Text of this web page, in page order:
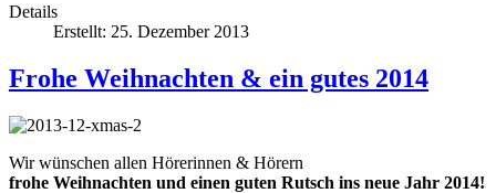
Details
Erstellt: 25. Dezember 2013
Frohe Weihnachten & ein gutes 2014
Wir wünschen allen Hörerinnen & Hörern
frohe Weihnachten und einen guten Rutsch ins neue Jahr 2014!